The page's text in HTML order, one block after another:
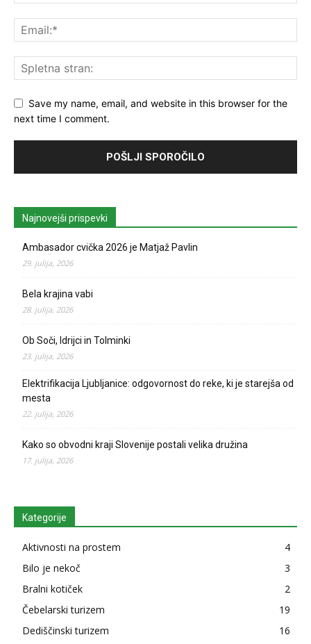
Save my name, email, and website in this browser for the
next time I comment.
Najnovejši prispevki
Ambasador cvička 2026 je Matjaž Pavlin
29. julija, 2026
Bela krajina vabi
28. julija, 2026
Ob Soči, Idrijci in Tolminki
23. julija, 2026
Elektrifikacija Ljubljanice: odgovornost do reke, ki je starejša od
mesta
22. julija, 2026
Kako so obvodni kraji Slovenije postali velika družina
17. julija, 2026
Kategorije
Aktivnosti na prostem
4
Bilo je nekoč
3
Bralni kotiček
2
Čebelarski turizem
19
Dediščinski turizem
16